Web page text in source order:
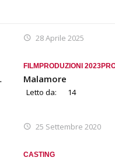
28 Aprile 2025
FILM PRODUZIONI 2023
Malamore
Letto da: 14
25 Settembre 2020
CASTING